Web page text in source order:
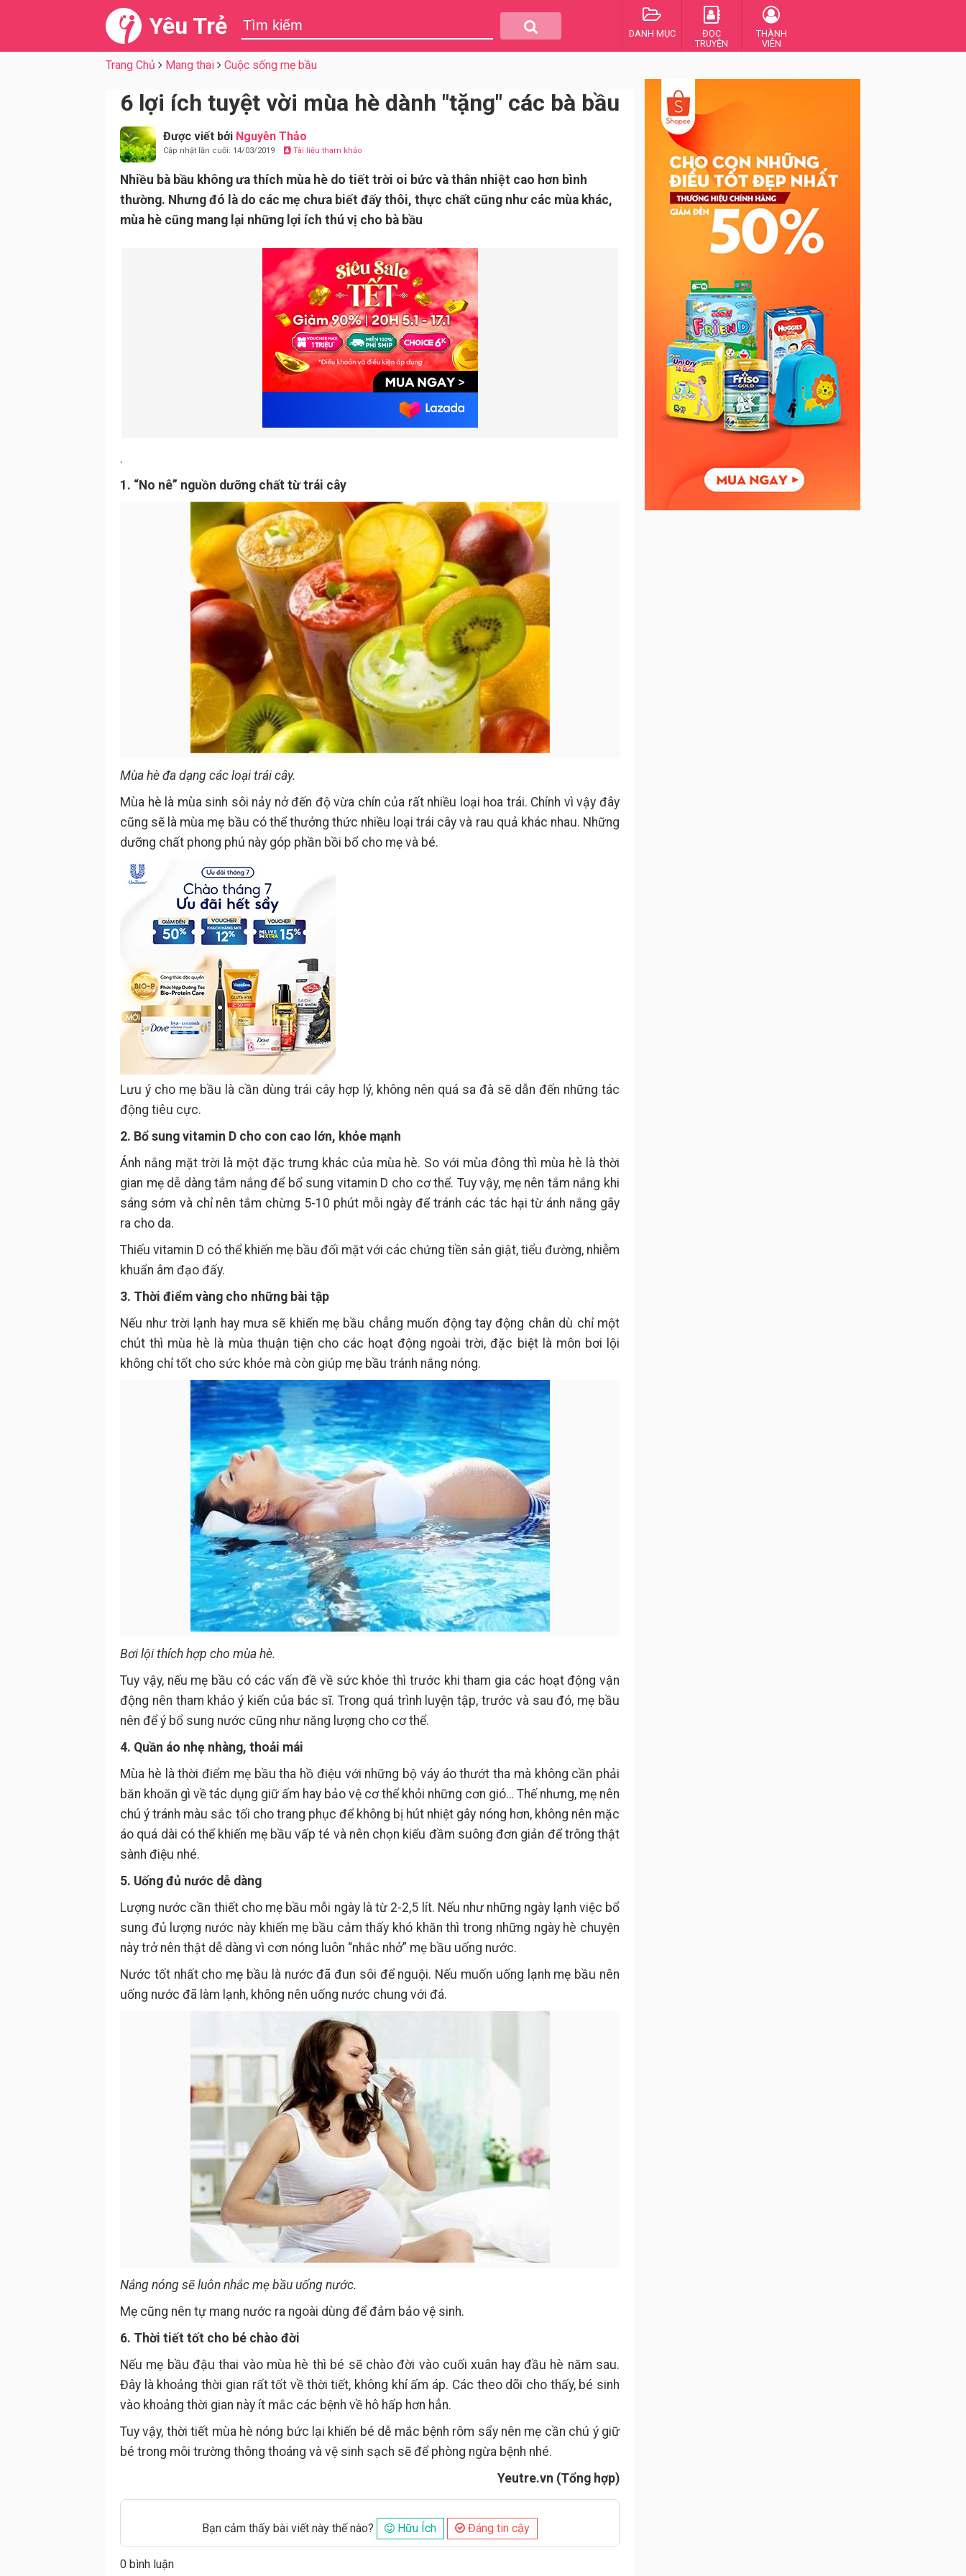
Yêu Trẻ DANH MỤC
ĐỌC
TRUYỆN
THÀNH
VIÊN
Trang Chủ Mang thai Cuộc sống mẹ bầu
6 lợi ích tuyệt vời mùa hè dành "tặng" các bà bầu
Được viết bởi Nguyễn Thảo
Cập nhật lần cuối: 14/03/2019 Tài liệu tham khảo
Nhiều bà bầu không ưa thích mùa hè do tiết trời oi bức và thân nhiệt cao hơn bình
thường. Nhưng đó là do các mẹ chưa biết đấy thôi, thực chất cũng như các mùa khác,
mùa hè cũng mang lại những lợi ích thú vị cho bà bầu
.
1. “No nê” nguồn dưỡng chất từ trái cây
Mùa hè đa dạng các loại trái cây.
Mùa hè là mùa sinh sôi nảy nở đến độ vừa chín của rất nhiều loại hoa trái. Chính vì vậy đây
cũng sẽ là mùa mẹ bầu có thể thưởng thức nhiều loại trái cây và rau quả khác nhau. Những
dưỡng chất phong phú này góp phần bồi bổ cho mẹ và bé.
Lưu ý cho mẹ bầu là cần dùng trái cây hợp lý, không nên quá sa đà sẽ dẫn đến những tác
động tiêu cực.
2. Bổ sung vitamin D cho con cao lớn, khỏe mạnh
Ánh nắng mặt trời là một đặc trưng khác của mùa hè. So với mùa đông thì mùa hè là thời
gian mẹ dễ dàng tắm nắng để bổ sung vitamin D cho cơ thể. Tuy vậy, mẹ nên tắm nắng khi
sáng sớm và chỉ nên tắm chừng 5-10 phút mỗi ngày để tránh các tác hại từ ánh nắng gây
ra cho da.
Thiếu vitamin D có thể khiến mẹ bầu đối mặt với các chứng tiền sản giật, tiểu đường, nhiễm
khuẩn âm đạo đấy.
3. Thời điểm vàng cho những bài tập
Nếu như trời lạnh hay mưa sẽ khiến mẹ bầu chẳng muốn động tay động chân dù chỉ một
chút thì mùa hè là mùa thuận tiện cho các hoạt động ngoài trời, đặc biệt là môn bơi lội
không chỉ tốt cho sức khỏe mà còn giúp mẹ bầu tránh nắng nóng.
Bơi lội thích hợp cho mùa hè.
Tuy vậy, nếu mẹ bầu có các vấn đề về sức khỏe thì trước khi tham gia các hoạt động vận
động nên tham khảo ý kiến của bác sĩ. Trong quá trình luyện tập, trước và sau đó, mẹ bầu
nên để ý bổ sung nước cũng như năng lượng cho cơ thể.
4. Quần áo nhẹ nhàng, thoải mái
Mùa hè là thời điểm mẹ bầu tha hồ điệu với những bộ váy áo thướt tha mà không cần phải
băn khoăn gì về tác dụng giữ ấm hay bảo vệ cơ thể khỏi những cơn gió… Thế nhưng, mẹ nên
chú ý tránh màu sắc tối cho trang phục để không bị hút nhiệt gây nóng hơn, không nên mặc
áo quá dài có thể khiến mẹ bầu vấp té và nên chọn kiểu đầm suông đơn giản để trông thật
sành điệu nhé.
5. Uống đủ nước dễ dàng
Lượng nước cần thiết cho mẹ bầu mỗi ngày là từ 2-2,5 lít. Nếu như những ngày lạnh việc bổ
sung đủ lượng nước này khiến mẹ bầu cảm thấy khó khăn thì trong những ngày hè chuyện
này trở nên thật dễ dàng vì cơn nóng luôn “nhắc nhở” mẹ bầu uống nước.
Nước tốt nhất cho mẹ bầu là nước đã đun sôi để nguội. Nếu muốn uống lạnh mẹ bầu nên
uống nước đã làm lạnh, không nên uống nước chung với đá.
Nắng nóng sẽ luôn nhắc mẹ bầu uống nước.
Mẹ cũng nên tự mang nước ra ngoài dùng để đảm bảo vệ sinh.
6. Thời tiết tốt cho bé chào đời
Nếu mẹ bầu đậu thai vào mùa hè thì bé sẽ chào đời vào cuối xuân hay đầu hè năm sau.
Đây là khoảng thời gian rất tốt về thời tiết, không khí ấm áp. Các theo dõi cho thấy, bé sinh
vào khoảng thời gian này ít mắc các bệnh về hô hấp hơn hẳn.
Tuy vậy, thời tiết mùa hè nóng bức lại khiến bé dễ mắc bệnh rôm sẩy nên mẹ cần chú ý giữ
bé trong môi trường thông thoáng và vệ sinh sạch sẽ để phòng ngừa bệnh nhé.
Yeutre.vn (Tổng hợp)
Bạn cảm thấy bài viết này thế nào? Hữu Ích Đáng tin cậy
0 bình luận